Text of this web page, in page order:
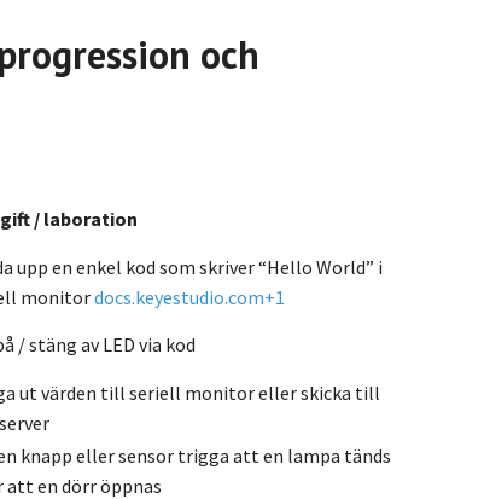
och
/ laboration
upp en enkel kod som skriver “Hello World” i
monitordocs.keyestudio.com+1
/ stäng av LED via kod
ut värden till seriell monitor eller skicka till
knapp eller sensor trigga att en lampa tänds
att en dörr öppnas